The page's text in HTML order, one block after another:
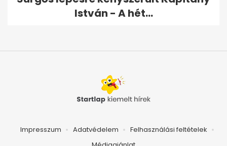
István - A hét...
Impresszum Adatvédelem
Felhasználási feltételek